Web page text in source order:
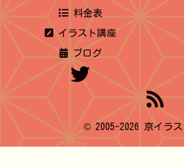
料金表
イラスト講座
ブログ
© 2005-2026 京イラス